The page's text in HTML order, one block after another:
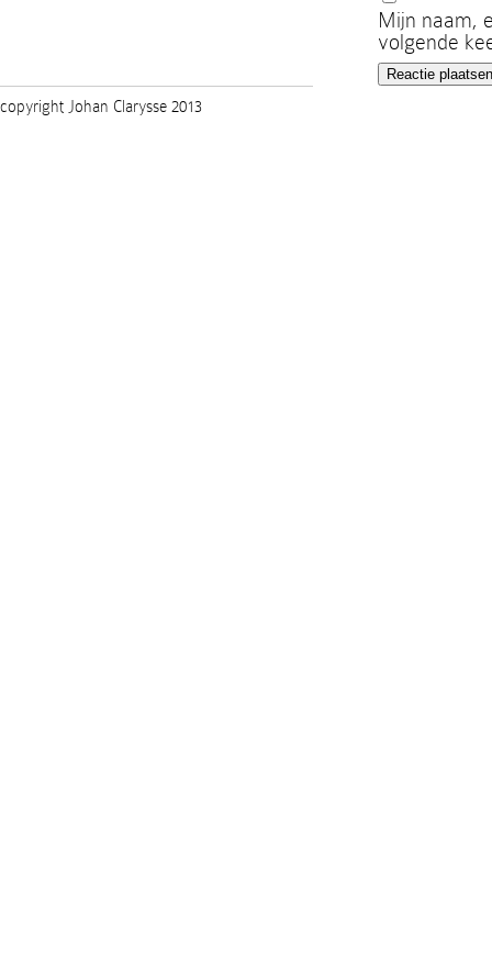
Mijn naam,
volgende
copyright Johan Clarysse 2013